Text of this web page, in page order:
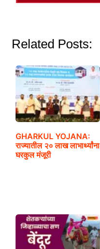
Related Posts:
GHARKUL YOJANA:
राज्यातील २० लाख लाभार्थ्यांना
घरकुल मंजूरी